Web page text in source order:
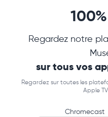
Regardez notre
sur tous vos
Regardez sur toutes les
Apple
Chromecast